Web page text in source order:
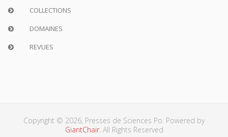
COLLECTIONS
DOMAINES
REVUES
Copyright © 2026, Presses de Sciences Po. Powered by
GiantChair. All Rights Reserved